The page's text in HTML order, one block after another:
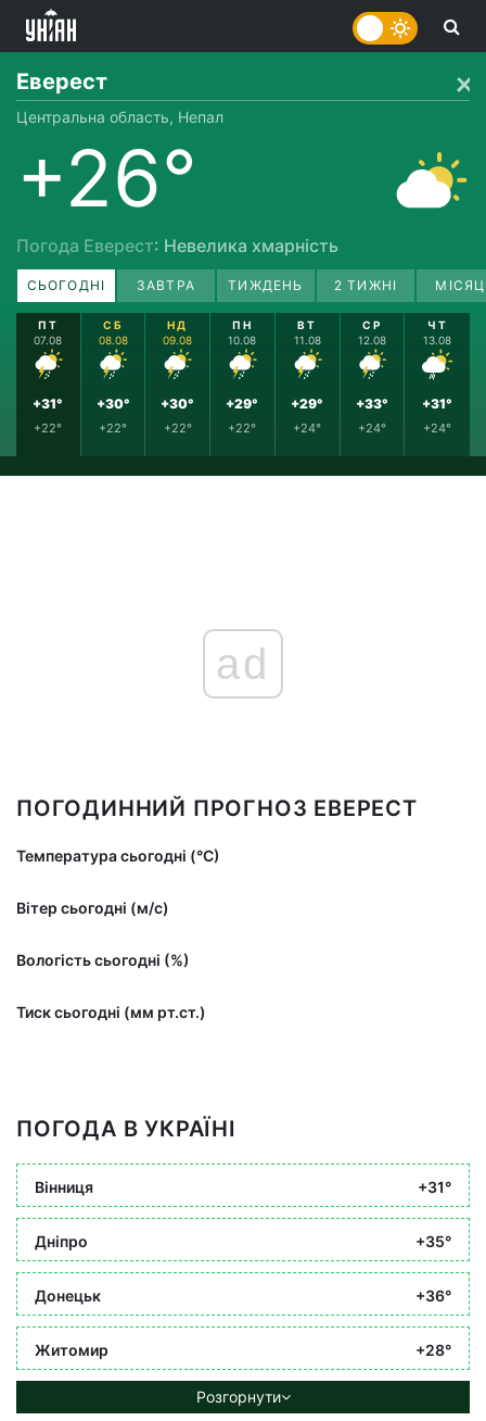
Еверест
Центральна область, Непал
+26°
Погода Еверест: Невелика хмарність
СЬОГОДНІ ЗАВТРА ТИЖДЕНЬ 2 ТИЖНІ
ПТ
07.08
+31°
+22°
СБ
08.08
+30°
+22°
НД
09.08
+30°
+22°
ПН
10.08
+29°
+22°
ВТ
11.08
+29°
+24°
СР
12.08
+33°
+24°
ЧТ
13.08
+31°
+24°
ad
ПОГОДИННИЙ ПРОГНОЗ ЕВЕРЕСТ
Температура сьогодні (°С)
Вітер сьогодні (м/с)
Вологість сьогодні (%)
Тиск сьогодні (мм рт.ст.)
ПОГОДА В УКРАЇНІ
Вінниця +31°
Дніпро +35°
Донецьк +36°
Житомир +28°
Розгорнути